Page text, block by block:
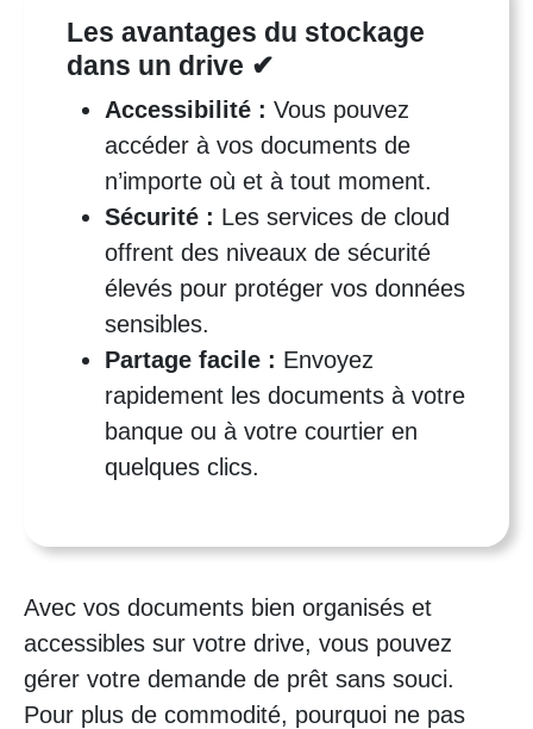
Les avantages du stockage
dans un drive ✔
Accessibilité : Vous pouvez
accéder à vos documents de
n’importe où et à tout moment.
Sécurité : Les services de cloud
offrent des niveaux de sécurité
élevés pour protéger vos données
sensibles.
Partage facile : Envoyez
rapidement les documents à votre
banque ou à votre courtier en
quelques clics.
Avec vos documents bien organisés et
accessibles sur votre drive, vous pouvez
gérer votre demande de prêt sans souci.
Pour plus de commodité, pourquoi ne pas